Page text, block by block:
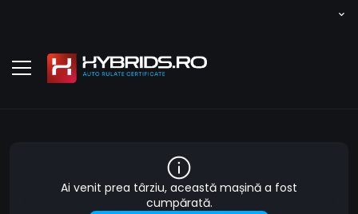
Ai venit prea târziu, această mașină a fost
cumpărată.